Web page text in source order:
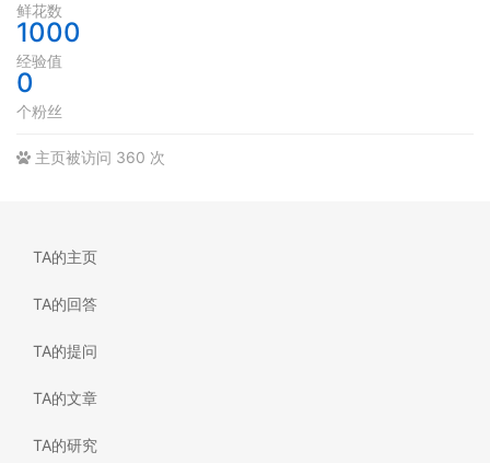
鲜花数
1000
经验值
0
个粉丝
主页被访问 360 次
TA的主页
TA的回答
TA的提问
TA的文章
TA的研究